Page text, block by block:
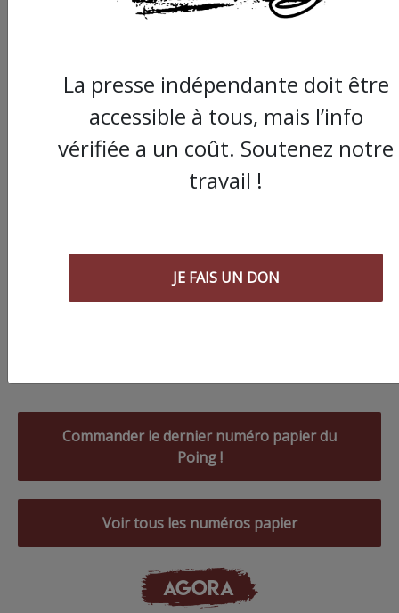
Commander le dernier numéro papier du
Poing !
Voir tous les numéros papier
AGORA
La presse indépendante doit être
accessible à tous, mais l’info
vérifiée a un coût. Soutenez notre
travail !
JE FAIS UN DON